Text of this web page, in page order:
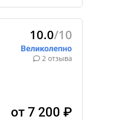
10.0/10
2 отзыва
от 7 200 ₽